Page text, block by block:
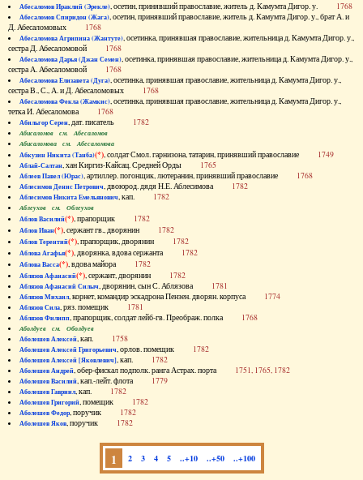
Абесаломов Ираклий (Эрекле), осетин, принявший православие, житель д. Камумта Дигор. у. 1768
Абесаломов Спиридон (Жага), осетин, принявший православие, житель д. Камумта Дигор. у., брат А. и
Д. Абесаломовых 1768
Абесаломова Агрипина (Жантуте), осетинка, принявшая православие, жительница д. Камумта Дигор. у.,
сестра Д. Абесаломовой 1768
Абесаломова Дарья (Джан Семен), осетинка, принявшая православие, жительница д. Камумта Дигор. у.,
сестра А. Абесаломовой 1768
Абесаломова Елизавета (Дуга), осетинка, принявшая православие, жительница д. Камумта Дигор. у.,
сестра В., С., А. и Д. Абесаломовых 1768
Абесаломова Фекла (Жамкис), осетинка, принявшая православие, жительница д. Камумта Дигор. у.,
тетка И. Абесаломова 1768
Абильгор Серен, дат. писатель 1782
Абисаломов см. Абесаломов
Абисаломова см. Абесаломова
Абкузин Никита (Танба)(*), солдат Смол. гарнизона, татарин, принявший православие 1749
Аблай-Салтан, хан Киргиз-Кайсац. Средней Орды 1765
Аблеев Павел (Юрас), артиллер. погонщик, лютеранин, принявший православие 1768
Аблесимов Денис Петрович, двоюрод. дядя Н.Е. Аблесимова 1782
Аблесимов Никита Емельянович, кап. 1782
Аблеухов см. Облеухов
Аблов Василий(*), прапорщик 1782
Аблов Иван(*), сержант гв., дворянин 1782
Аблов Терентий(*), прапорщик, дворянин 1782
Аблова Агафья(*), дворянка, вдова сержанта 1782
Аблова Васса(*), вдова майора 1782
Аблязов Афанасий(*), сержант, дворянин 1782
Аблязов Афанасий Силыч, дворянин, сын С. Аблязова 1781
Аблязов Михаил, корнет, командир эскадрона Пензен. дворян. корпуса 1774
Аблязов Сила, ряз. помещик 1781
Аблязов Филипп, прапорщик, солдат лейб-гв. Преображ. полка 1768
Аболдуев см. Оболдуев
Аболешев Алексей, кап. 1758
Аболешев Алексей Григорьевич, орлов. помещик 1782
Аболешев Алексей [Яковлевич], кап. 1782
Аболешев Андрей, обер-фискал подполк. ранга Астрах. порта 1751, 1765, 1782
Аболешев Василий, кап.-лейт. флота 1779
Аболешев Гавриил, кап. 1782
Аболешев Григорий, помещик 1782
Аболешев Федор, поручик 1782
Аболешев Яков, поручик 1782
1 2 3 4 5 ..+10 ..+50 ..+100